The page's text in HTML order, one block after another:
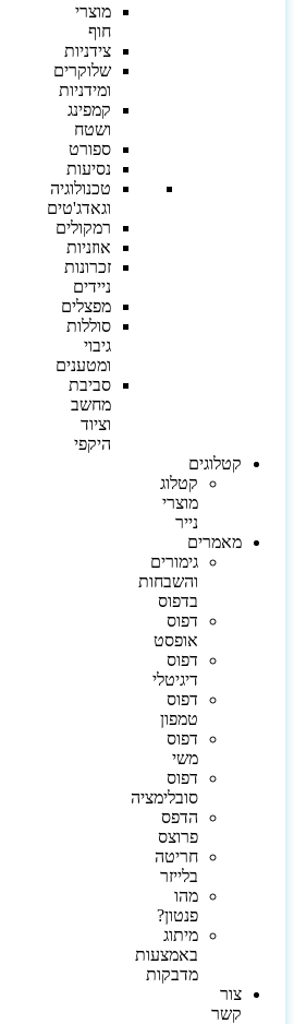
מוצרי
חוף
צידניות
שלוקרים
ומידניות
קמפינג
ושטח
ספורט
נסיעות
טכנולוגיה
וגאדג'טים
רמקולים
אוזניות
זכרונות
ניידים
מפצלים
סוללות
גיבוי
ומטענים
סביבת
מחשב
וציוד
היקפי
קטלוגים
קטלוג
מוצרי
נייר
מאמרים
גימורים
והשבחות
בדפוס
דפוס
אופסט
דפוס
דיגיטלי
דפוס
טמפון
דפוס
משי
דפוס
סובלימציה
הדפס
פרוצס
חריטה
בלייזר
מהו
פנטון?
מיתוג
באמצעות
מדבקות
צור
קשר